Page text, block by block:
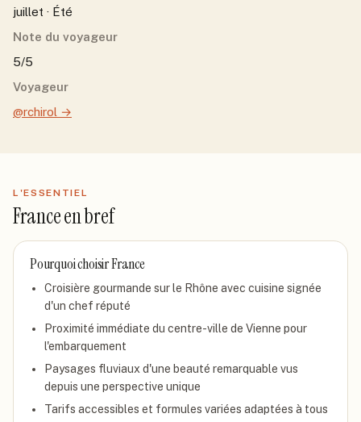
juillet · Été
Note du voyageur
5/5
Voyageur
@rchirol →
L'ESSENTIEL
Franceen bref
Pourquoi choisirFrance
Croisière gourmande sur le Rhône avec cuisine signée
d'un chef réputé
Proximité immédiate du centre-ville de Vienne pour
l'embarquement
Paysages fluviaux d'une beauté remarquable vus
depuis une perspective unique
Tarifs accessibles et formules variées adaptées à tous